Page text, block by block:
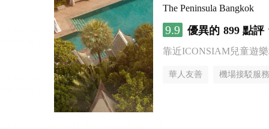
The Peninsula Bangkok
9.9 優異的 899 點評
靠近ICONSIAM兒童遊
華人友善 機場接駁服務